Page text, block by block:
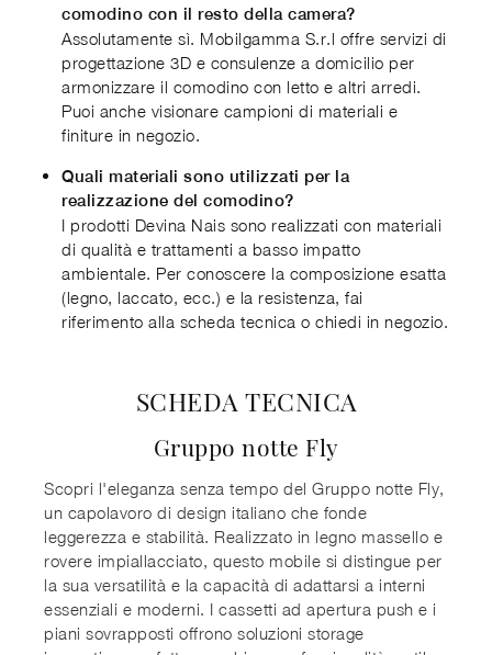
comodino con il resto della camera?
Assolutamente sì. Mobilgamma S.r.l offre servizi di
progettazione 3D e consulenze a domicilio per
armonizzare il comodino con letto e altri arredi.
Puoi anche visionare campioni di materiali e
finiture in negozio.
Quali materiali sono utilizzati per la
realizzazione del comodino?
I prodotti Devina Nais sono realizzati con materiali
di qualità e trattamenti a basso impatto
ambientale. Per conoscere la composizione esatta
(legno, laccato, ecc.) e la resistenza, fai
riferimento alla scheda tecnica o chiedi in negozio.
SCHEDA TECNICA
Gruppo notte Fly
Scopri l'eleganza senza tempo del Gruppo notte Fly,
un capolavoro di design italiano che fonde
leggerezza e stabilità. Realizzato in legno massello e
rovere impiallacciato, questo mobile si distingue per
la sua versatilità e la capacità di adattarsi a interni
essenziali e moderni. I cassetti ad apertura push e i
piani sovrapposti offrono soluzioni storage